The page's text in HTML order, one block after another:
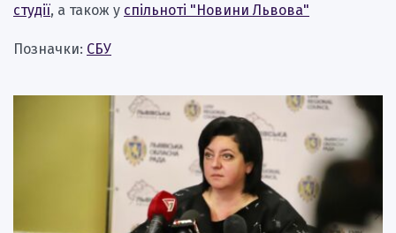
студії, а також у спільноті "Новини Львова"
Позначки: СБУ